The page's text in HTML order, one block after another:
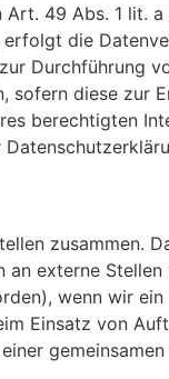
49 Abs. 1 lit.
die
Durchführung
sofern diese
berechtigten
zusammen.
externe
wenn wir
Einsatz von